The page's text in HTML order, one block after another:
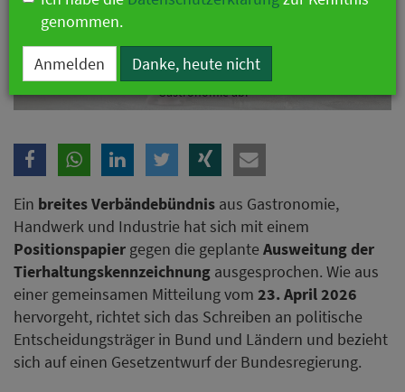
Verbände lehnen Ausweitung der Tierhaltungskennzeichnung auf
Gastronomie ab.
Ein breites Verbändebündnis aus Gastronomie,
Handwerk und Industrie hat sich mit einem
Positionspapier gegen die geplante Ausweitung der
Tierhaltungskennzeichnung ausgesprochen. Wie aus
einer gemeinsamen Mitteilung vom 23. April 2026
hervorgeht, richtet sich das Schreiben an politische
Entscheidungsträger in Bund und Ländern und bezieht
sich auf einen Gesetzentwurf der Bundesregierung.
genommen.
Anmelden Danke, heute nicht